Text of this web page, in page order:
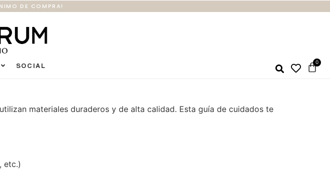
DE COMPRA!
SOCIAL
materiales duraderos y de alta calidad. Esta guía de cuidados te
etc.)